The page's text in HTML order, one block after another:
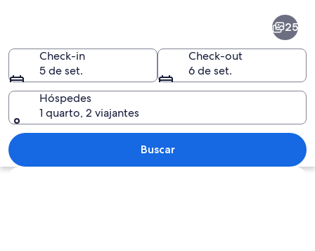
Um mosaico com figuras vestidas
25
Check-in
5 de set.
Check-out
6 de set.
Hóspedes
1 quarto, 2 viajantes
Buscar
Explorar mapa